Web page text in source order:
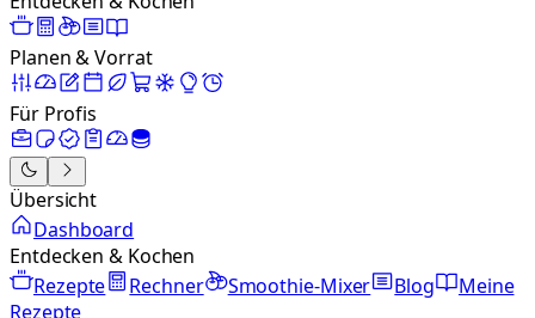
Planen & Vorrat
Für Profis
Übersicht
Dashboard
Entdecken & Kochen
Rezepte
Rechner Smoothie-Mixer Blog
Meine
Rezepte